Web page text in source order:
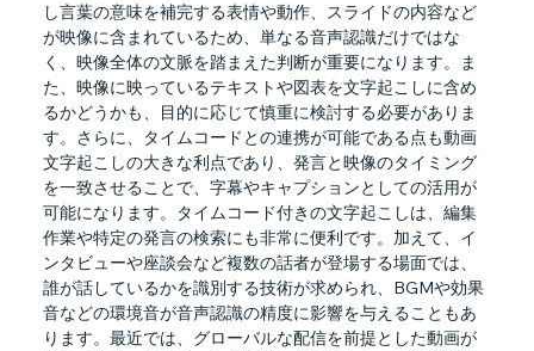
し言葉の意味を補完する表情や動作、スライドの内容など
が映像に含まれているため、単なる音声認識だけではな
く、映像全体の文脈を踏まえた判断が重要になります。ま
た、映像に映っているテキストや図表を文字起こしに含め
るかどうかも、目的に応じて慎重に検討する必要がありま
す。さらに、タイムコードとの連携が可能である点も動画
文字起こしの大きな利点であり、発言と映像のタイミング
を一致させることで、字幕やキャプションとしての活用が
可能になります。タイムコード付きの文字起こしは、編集
作業や特定の発言の検索にも非常に便利です。加えて、イ
ンタビューや座談会など複数の話者が登場する場面では、
誰が話しているかを識別する技術が求められ、BGMや効果
音などの環境音が音声認識の精度に影響を与えることもあ
ります。最近では、グローバルな配信を前提とした動画が